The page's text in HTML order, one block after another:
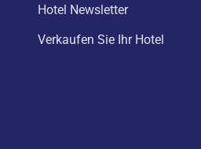
Hotel Newsletter
Verkaufen Sie Ihr Hotel